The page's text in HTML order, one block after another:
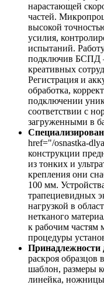
нарастающей
частей.
высокой
усилия,
испытаний.
подключив БСПД
креативных
Регистрация и
обработка,
подключении
соответствии с
загруженными в
href="/osnastka-
конструкции
из тонких и
крепления они
100 мм.
трапециевидных
нагрузкой в
нетканого
к рабочим частям
процедуры
Принадлежности
раскроя образцов
шаблон, размеры
линейка,